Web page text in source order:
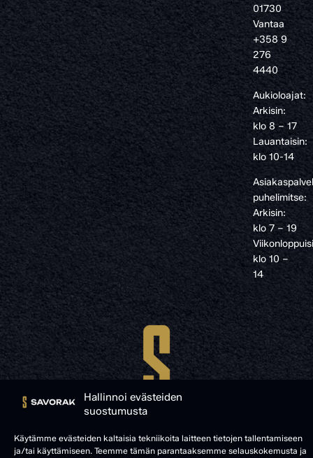
Hallinnoi evästeiden
suostumusta
Käytämme evästeiden kaltaisia tekniikoita laitteen tietojen tallentamiseen
ja/tai käyttämiseen. Teemme tämän parantaaksemme selauskokemusta ja
01730
Vantaa
+358 9
276
4440
Aukioloajat:
Arkisin:
klo 8 – 17
Lauantaisin:
klo 10-14
puhelimitse:
Arkisin:
klo 7 – 19
klo 10 –
14